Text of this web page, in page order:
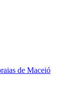
de Maceió